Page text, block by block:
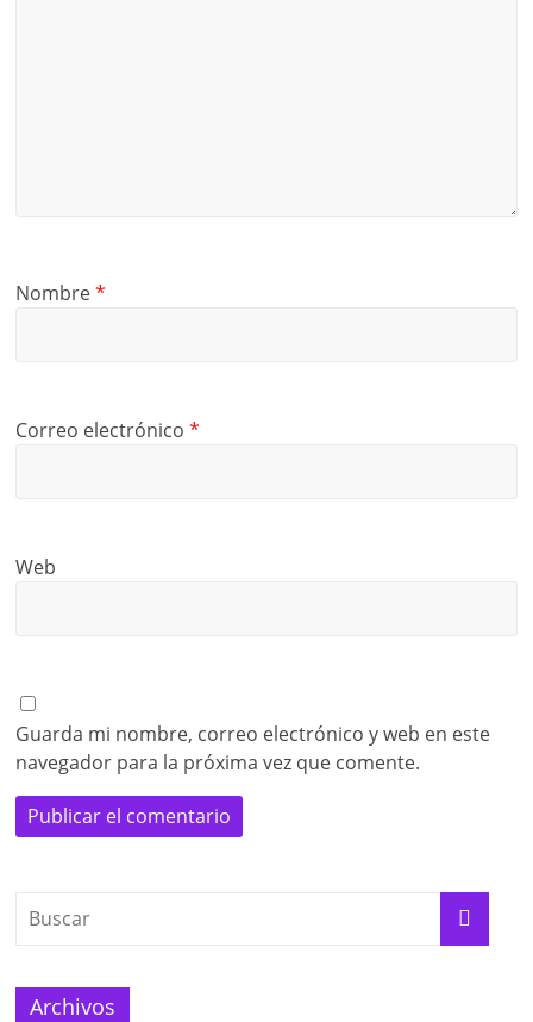
Nombre*
Correo electrónico*
Web
Guarda mi nombre, correo electrónico y web en este
navegador para la próxima vez que comente.
Archivos